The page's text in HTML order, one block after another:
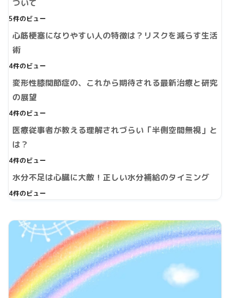
ついて
5件のビュー
心筋梗塞になりやすい人の特徴は？リスクを減らす生活
術
4件のビュー
変形性膝関節症の、これから期待される最新治療と研究
の展望
4件のビュー
医療従事者が教える理解されづらい「半側空間無視」と
は？
4件のビュー
水分不足は心臓に大敵！正しい水分補給のタイミング
4件のビュー